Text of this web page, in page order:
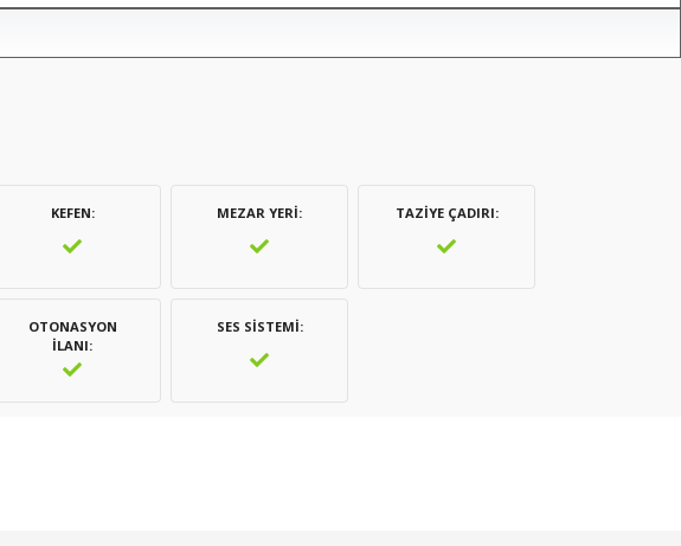
KEFEN MEZAR YERI TAZIYE ÇADIRI
OTONASYON
İLANI
SES SISTEMI